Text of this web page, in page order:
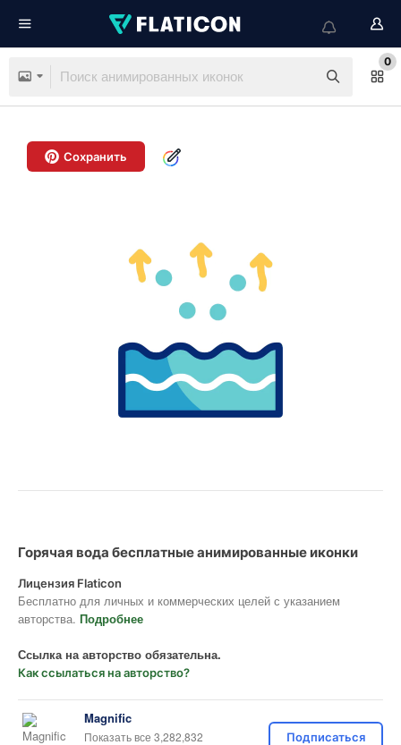
0
Сохранить
Горячая вода бесплатные анимированные иконки
Лицензия Flaticon
Бесплатно для личных и коммерческих целей с указанием
авторства. Подробнее
Ссылка на авторство обязательна.
Как ссылаться на авторство?
Magnific
Показать все 3,282,832
Подписаться